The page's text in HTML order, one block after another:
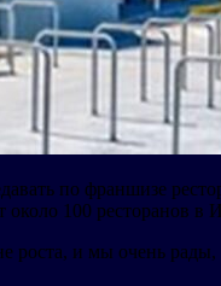
по франшизе
около 100
роста, и мы очень